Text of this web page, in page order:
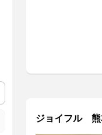
ジョイフル 熊